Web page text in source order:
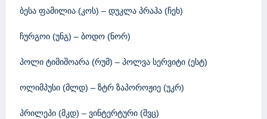
ბესა ფამილია (კოს) – დუკლა პრაჰა (ჩეხ)
ჩურგოი (უნგ) – ბოდო (ნორ)
პოლი ტიმიშოარა (რუმ) – პოლვა სერვიტი (ესტ)
ოლიმპუსი (მლდ) – ზტრ ზაპოროჟიე (უკრ)
პრილეპი (მკდ) – ვინტერტური (შვც)